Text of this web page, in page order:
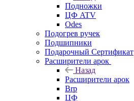
Подножки
ЦФ ATV
Odes
Подогрев ручек
Подшипники
Подарочный Сертификат
Расширители арок
Назад
Расширители арок
Brp
ЦФ